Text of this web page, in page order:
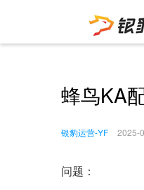
蜂鸟KA
银豹运营-YF 2025-
问题：